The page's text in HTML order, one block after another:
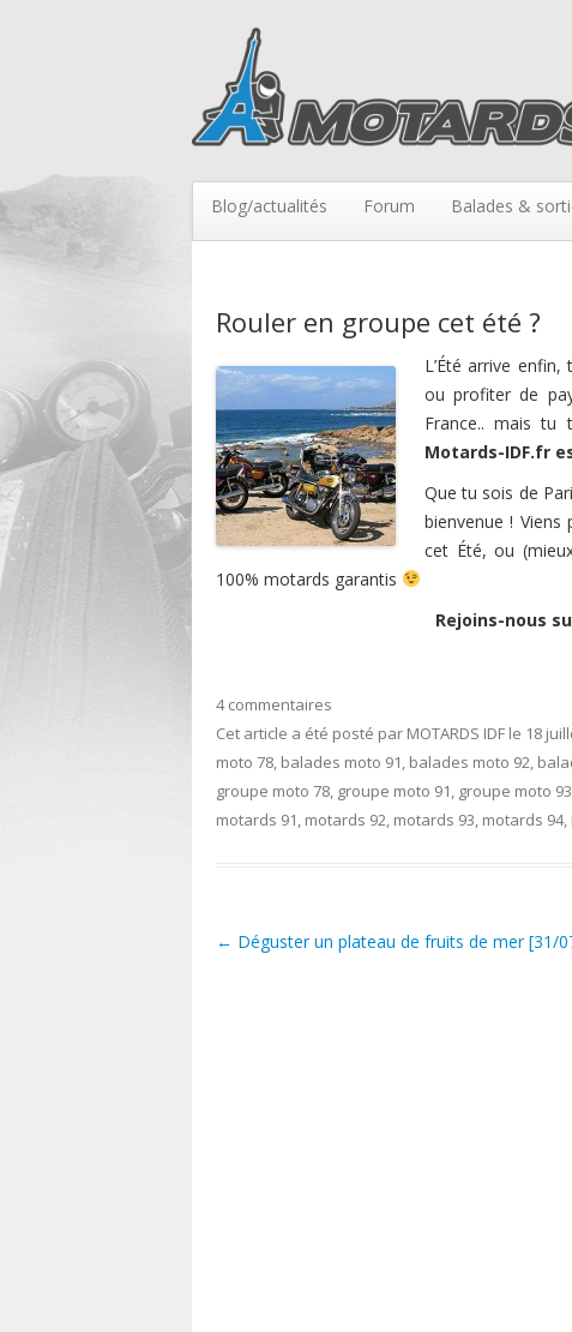
Blog/actualités Forum Balades &
Rouler en groupe cet été ?
L’Été arrive
ou profiter de
France.. mais tu
Motards-IDF.fr
Que tu sois de
bienvenue ! Viens
cet Été, ou
100% motards garantis
Rejoins-nous
4 commentaires
Cet article a été posté par MOTARDS IDF le 18
moto 78, balades moto 91, balades moto 92,
groupe moto 78, groupe moto 91, groupe moto 93
motards 91, motards 92, motards 93, motards 94,
Post navigation
← Déguster un plateau de fruits de mer [31/